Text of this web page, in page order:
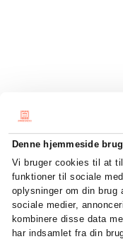
Denne hjemmeside
Vi bruger cookies til at
funktioner til sociale
oplysninger om din brug
sociale medier,
kombinere disse data
har indsamlet fra din